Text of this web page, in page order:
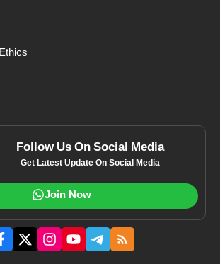
Follow Us On Social Media
Get Latest Update On Social Media
Join Now